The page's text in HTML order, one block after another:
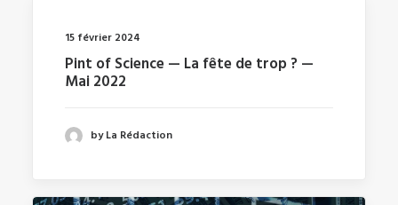
15 février 2024
Pint of Science — La fête de trop ? —
Mai 2022
by La Rédaction